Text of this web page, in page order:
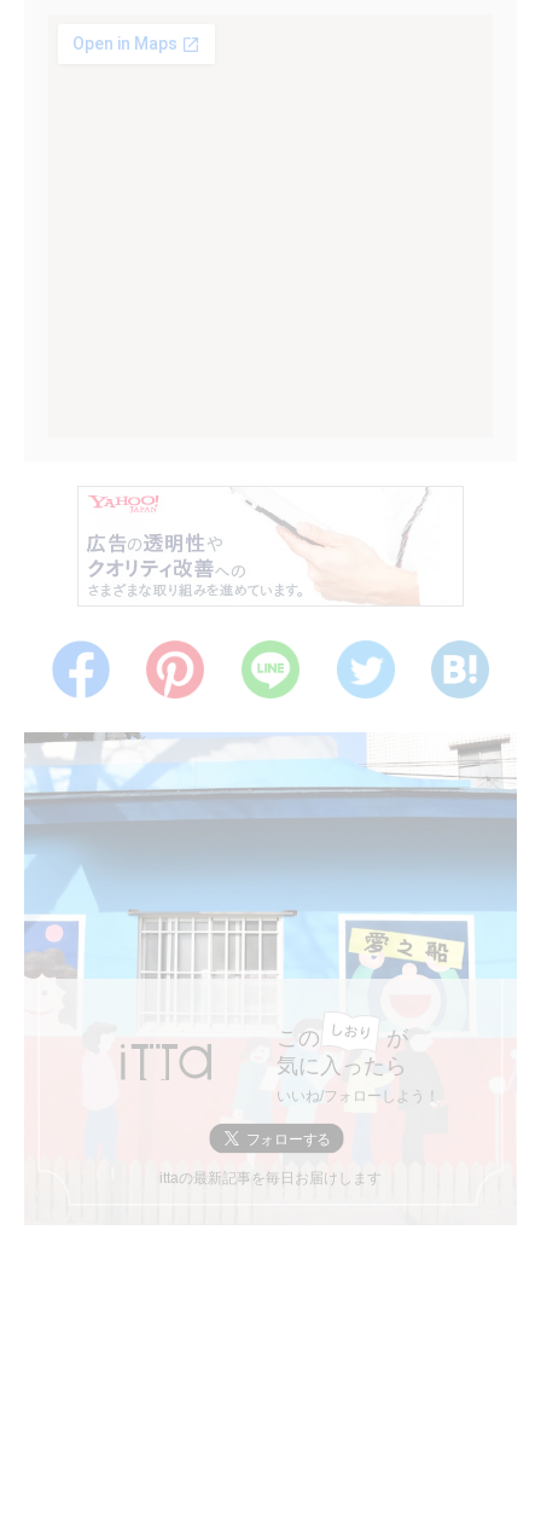
この
が
気に入ったら
いいね/フォローしよう！
ittaの最新記事を毎日お届けします